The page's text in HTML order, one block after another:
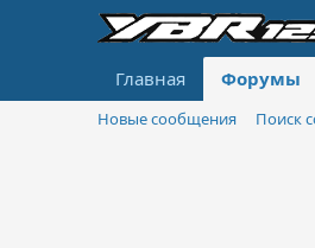
Главная Форумы
Новые сообщения Поиск